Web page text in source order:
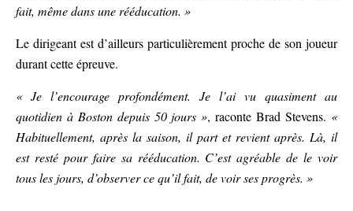
fait, même dans une rééducation. »
Le dirigeant est d’ailleurs particulièrement proche de son joueur
durant cette épreuve.
« Je l’encourage profondément. Je l’ai vu quasiment au
quotidien à Boston depuis 50 jours », raconte Brad Stevens. «
Habituellement, après la saison, il part et revient après. Là, il
est resté pour faire sa rééducation. C’est agréable de le voir
tous les jours, d’observer ce qu’il fait, de voir ses progrès. »